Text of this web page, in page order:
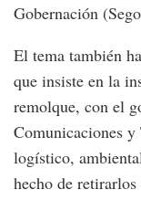
Gobernación
El tema también
que insiste en la
remolque, con el
Comunicaciones y
logístico,
hecho de